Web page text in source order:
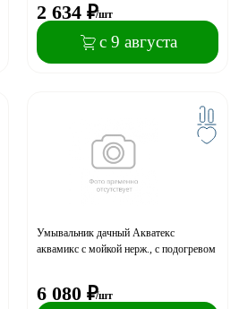
2 634 ₽/шт
с 9 августа
Умывальник дачный Акватекс
аквамикс с мойкой нерж., с подогревом
6 080 ₽/шт